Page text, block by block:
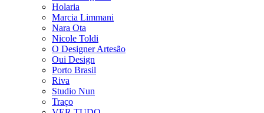
Holaria
Marcia Limmani
Nara Ota
Nicole Toldi
O Designer Artesão
Oui Design
Porto Brasil
Riva
Studio Nun
Traço